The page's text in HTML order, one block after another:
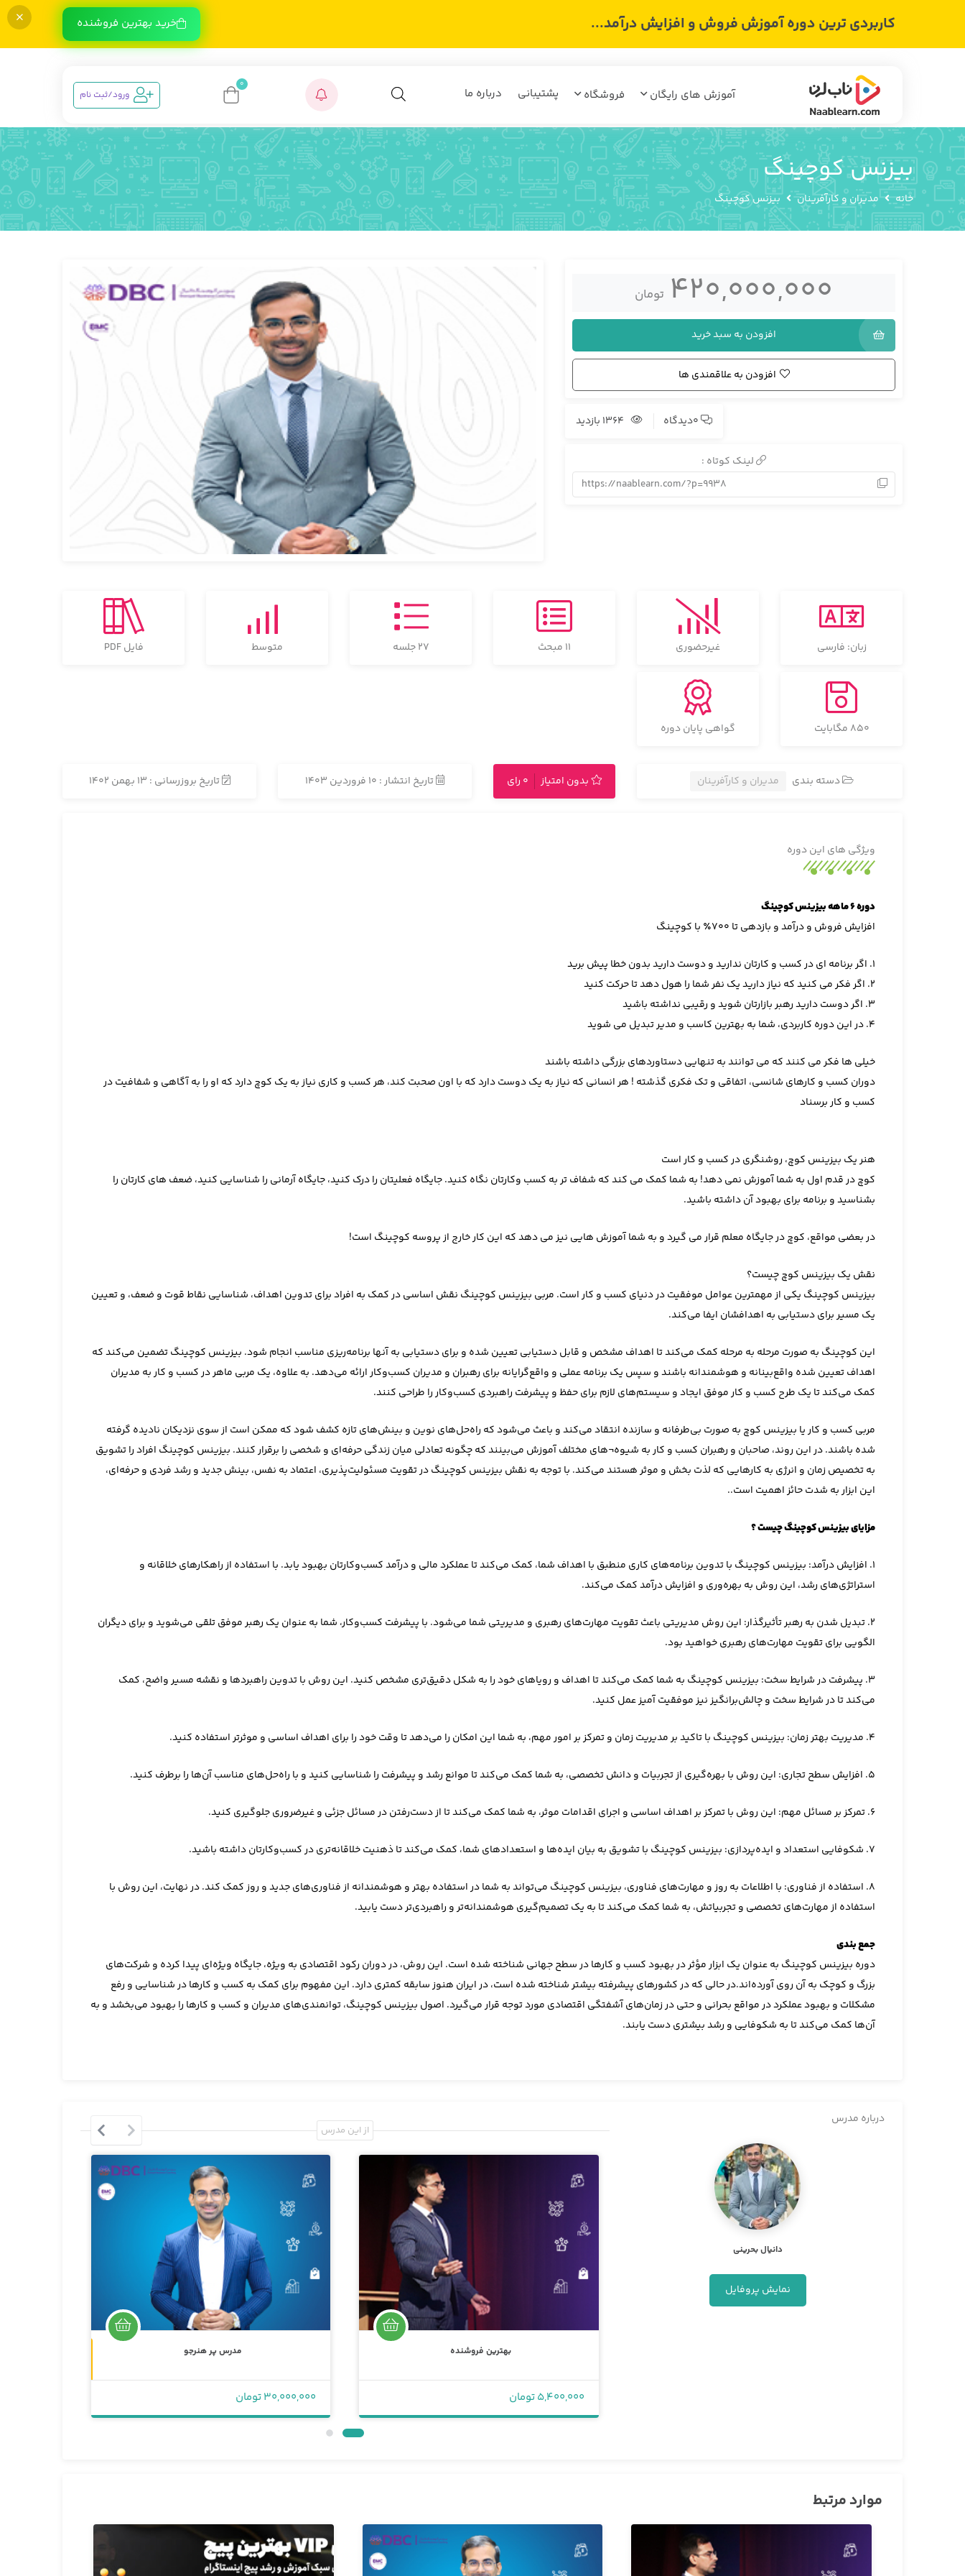
کاربردی ترین دوره آموزش فروش و افزایش درآمد... خرید بهترین فروشنده
آموزش های رایگان فروشگاه پشتیبانی درباره ما
0
ورود/ثبت نام
بیزنس کوچینگ
خانه مدیران و کارآفرینان بیزنس کوچینگ
420,000,000 تومان
افزودن به سبد خرید
افزودن به علاقمندی ها
0دیدگاه 1364 بازدید
لینک کوتاه :
https://naablearn.com/?p=9938
زبان: فارسی غیرحضوری 11 مبحث 27 جلسه متوسط فایل PDF
850 مگابایت گواهی پایان دوره
دسته بندی مدیران و کارآفرینان بدون امتیاز 0 رای تاریخ انتشار : 10 فروردین 1403 تاریخ بروزرسانی : 13 بهمن 1402
ویژگی های این دوره
دوره ۶ ماهه بیزینس کوچینگ
افزایش فروش و درآمد و بازدهی تا ۷۰۰٪ با کوچینگ
۱. اگر برنامه ای در کسب و کارتان ندارید و دوست دارید بدون خطا پیش برید
۲. اگر فکر می کنید که نیاز دارید یک نفر شما را هول دهد تا حرکت کنید
۳. اگر دوست دارید رهبر بازارتان شوید و رقیبی نداشته باشید
۴. در این دوره کاربردی، شما به بهترین کاسب و مدیر تبدیل می شوید
خیلی ها فکر می کنند که می توانند به تنهایی دستاوردهای بزرگی داشته باشند
دوران کسب و کارهای شانسی، اتفاقی و تک فکری گذشته ! هر انسانی که نیاز به یک دوست دارد که با اون صحبت کند، هر کسب و کاری نیاز به یک کوچ دارد که او را به آگاهی و شفافیت در
کسب و کار برسناد
هنر یک بیزینس کوچ، روشنگری در کسب و کار است
کوچ در قدم اول به شما آموزش نمی دهد! به شما کمک می کند که شفاف تر به کسب وکارتان نگاه کنید. جایگاه فعلیتان را درک کنید، جایگاه آرمانی را شناسایی کنید، ضعف های کارتان را
بشناسید و برنامه برای بهبود آن داشته باشید.
در بعضی مواقع، کوچ در جایگاه معلم قرار می گیرد و به شما آموزش هایی نیز می دهد که این کار خارج از پروسه کوچینگ است!
نقش یک بیزینس کوچ چیست؟
بیزینس کوچینگ یکی از مهمترین عوامل موفقیت در دنیای کسب و کار است. مربی بیزینس کوچینگ نقش اساسی در کمک به افراد برای تدوین اهداف، شناسایی نقاط قوت و ضعف، و تعیین
یک مسیر برای دستیابی به اهدافشان ایفا می‌کند.
این کوچینگ به صورت مرحله به مرحله کمک می‌کند تا اهداف مشخص و قابل دستیابی تعیین شده و برای دستیابی به آنها برنامه‌ریزی مناسب انجام شود. بیزینس کوچینگ تضمین می‌کند که
اهداف تعیین شده واقع‌بینانه و هوشمندانه باشند و سپس یک برنامه عملی و واقع‌گرایانه برای رهبران و مدیران کسب‌وکار ارائه می‌دهد. به علاوه، یک مربی ماهر در کسب‌ و کار به مدیران
کمک می‌کند تا یک طرح کسب ‌و کار موفق ایجاد و سیستم‌های لازم برای حفظ و پیشرفت راهبردی کسب‌وکار را طراحی کنند.
مربی کسب و کار یا بیزینس کوچ به صورت بی‌طرفانه و سازنده انتقاد می‌کند و باعث می‌شود که راه‌حل‌های نوین و بینش‌های تازه کشف شود که ممکن است از سوی نزدیکان نادیده گرفته
شده باشند. در این روند، صاحبان و رهبران کسب و کار به شیوه¬های مختلف آموزش می‌بینند که چگونه تعادلی میان زندگی حرفه‌ای و شخصی را برقرار کنند. بیزینس کوچینگ افراد را تشویق
به تخصیص زمان و انرژی به کارهایی که لذت بخش و موثر هستند می‌کند. با توجه به نقش بیزینس کوچینگ در تقویت مسئولیت‌پذیری، اعتماد به نفس، بینش جدید و رشد فردی و حرفه‌ای،
این ابزار به شدت حائز اهمیت است..
مزایای بیزینس کوچینگ چیست ؟
1. افزایش درآمد: بیزینس کوچینگ با تدوین برنامه‌های کاری منطبق با اهداف شما، کمک می‌کند تا عملکرد مالی و درآمد کسب‌وکارتان بهبود یابد. با استفاده از راهکارهای خلاقانه و
استراتژی‌های رشد، این روش به بهره‌وری و افزایش درآمد کمک می‌کند.
2. تبدیل شدن به رهبر تأثیرگذار: این روش مدیریتی باعث تقویت مهارت‌های رهبری و مدیریتی شما می‌شود. با پیشرفت کسب‌وکار، شما به عنوان یک رهبر موفق تلقی می‌شوید و برای دیگران
الگویی برای تقویت مهارت‌های رهبری خواهید بود.
3. پیشرفت در شرایط سخت: بیزینس کوچینگ به شما کمک می‌کند تا اهداف و رویاهای خود را به شکل دقیق‌تری مشخص کنید. این روش با تدوین راهبردها و نقشه مسیر واضح، کمک
می‌کند تا در شرایط سخت و چالش‌برانگیز نیز موفقیت آمیز عمل کنید.
4. مدیریت بهتر زمان: بیزینس کوچینگ با تاکید بر مدیریت زمان و تمرکز بر امور مهم، به شما این امکان را می‌دهد تا وقت خود را برای اهداف اساسی و موثرتر استفاده کنید.
5. افزایش سطح تجاری: این روش با بهره‌گیری از تجربیات و دانش تخصصی، به شما کمک می‌کند تا موانع رشد و پیشرفت را شناسایی کنید و با راه‌حل‌های مناسب آن‌ها را برطرف کنید.
6. تمرکز بر مسائل مهم: این روش با تمرکز بر اهداف اساسی و اجرای اقدامات موثر، به شما کمک می‌کند تا از دست‌رفتن در مسائل جزئی و غیرضروری جلوگیری کنید.
7. شکوفایی استعداد و ایده‌پردازی: بیزینس کوچینگ با تشویق به بیان ایده‌ها و استعدادهای شما، کمک می‌کند تا ذهنیت خلاقانه‌تری در کسب‌وکارتان داشته باشید.
8. استفاده از فناوری: با اطلاعات به روز و مهارت‌های فناوری، بیزینس کوچینگ می‌تواند به شما در استفاده بهتر و هوشمندانه از فناوری‌های جدید و روز کمک کند. در نهایت، این روش با
استفاده از مهارت‌های تخصصی و تجربیاتش، به شما کمک می‌کند تا به یک تصمیم‌گیری هوشمندانه‌تر و راهبردی‌تر دست یابید.
جمع بندی
دوره بیزینس کوچینگ به عنوان یک ابزار مؤثر در بهبود کسب و کارها در سطح جهانی شناخته شده است. این روش، در دوران رکود اقتصادی به ویژه، جایگاه ویژه‌ای پیدا کرده و شرکت‌های
بزرگ و کوچک به آن روی آورده‌اند.در حالی که در کشورهای پیشرفته بیشتر شناخته شده است، در ایران هنوز سابقه کمتری دارد. این مفهوم برای کمک به کسب و کارها در شناسایی و رفع
مشکلات و بهبود عملکرد در مواقع بحرانی و حتی در زمان‌های آشفتگی اقتصادی مورد توجه قرار می‌گیرد. اصول بیزینس کوچینگ، توانمندی‌های مدیران و کسب و کارها را بهبود می‌بخشد و به
آن‌ها کمک می‌کند تا به شکوفایی و رشد بیشتری دست یابند.
درباره مدرس
دانیال بحرینی
نمایش پروفایل
از این مدرس
بهترین فروشنده
5,400,000 تومان
مدرس پر هنرجو
30,000,000 تومان
موارد مرتبط